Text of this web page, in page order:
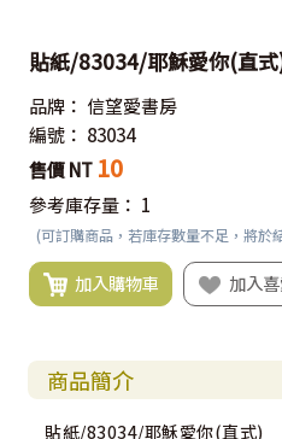
貼紙/83034/耶穌愛你(直
品牌： 信望愛書房
編號： 83034
售價 NT 10
參考庫存量： 1
(可訂購商品，若庫存數量不足，將於
加入購物車 加入
商品簡介
貼紙/83034/耶穌愛你(直式)